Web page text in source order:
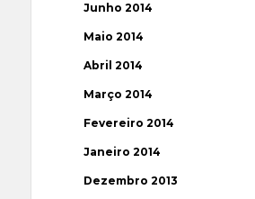
Junho 2014
Maio 2014
Abril 2014
Março 2014
Fevereiro 2014
Janeiro 2014
Dezembro 2013